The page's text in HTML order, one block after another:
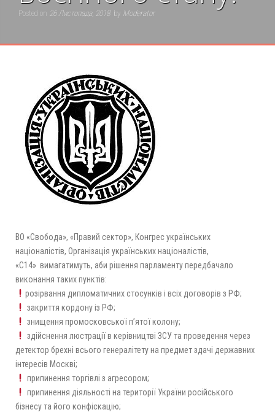
Posted on 26 Листопада, 2018 by Moderator
ВО «Свобода», «Правий сектор», Конгрес українських
націоналістів, Організація українських націоналістів,
«С14» вимагатимуть, аби рішення парламенту передбачало
виконання таких пунктів:
розірвання дипломатичних стосунків і всіх договорів з РФ;
закриття кордону із РФ;
знищення промосковської п’ятої колону;
здійснення люстрації в керівництві ЗСУ та проведення через
детектор брехні всього генералітету на предмет здачі державних
інтересів Москві;
припинення торгівлі з агресором;
припинення діяльності на території України російського
бізнесу та його конфіскацію;